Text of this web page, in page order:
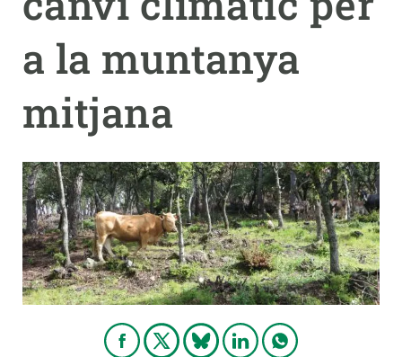
a la muntanya
mitjana
NOTÍCIES I AGENDA